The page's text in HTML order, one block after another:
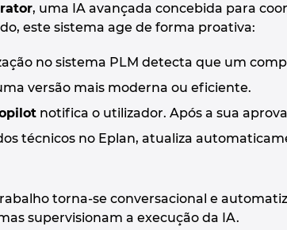
, uma IA avançada concebida para
este sistema age de forma proativa:
no sistema PLM detecta que um
versão mais moderna ou eficiente.
notifica o utilizador. Após a sua
técnicos no Eplan, atualiza
torna-se conversacional e
supervisionam a execução da IA.